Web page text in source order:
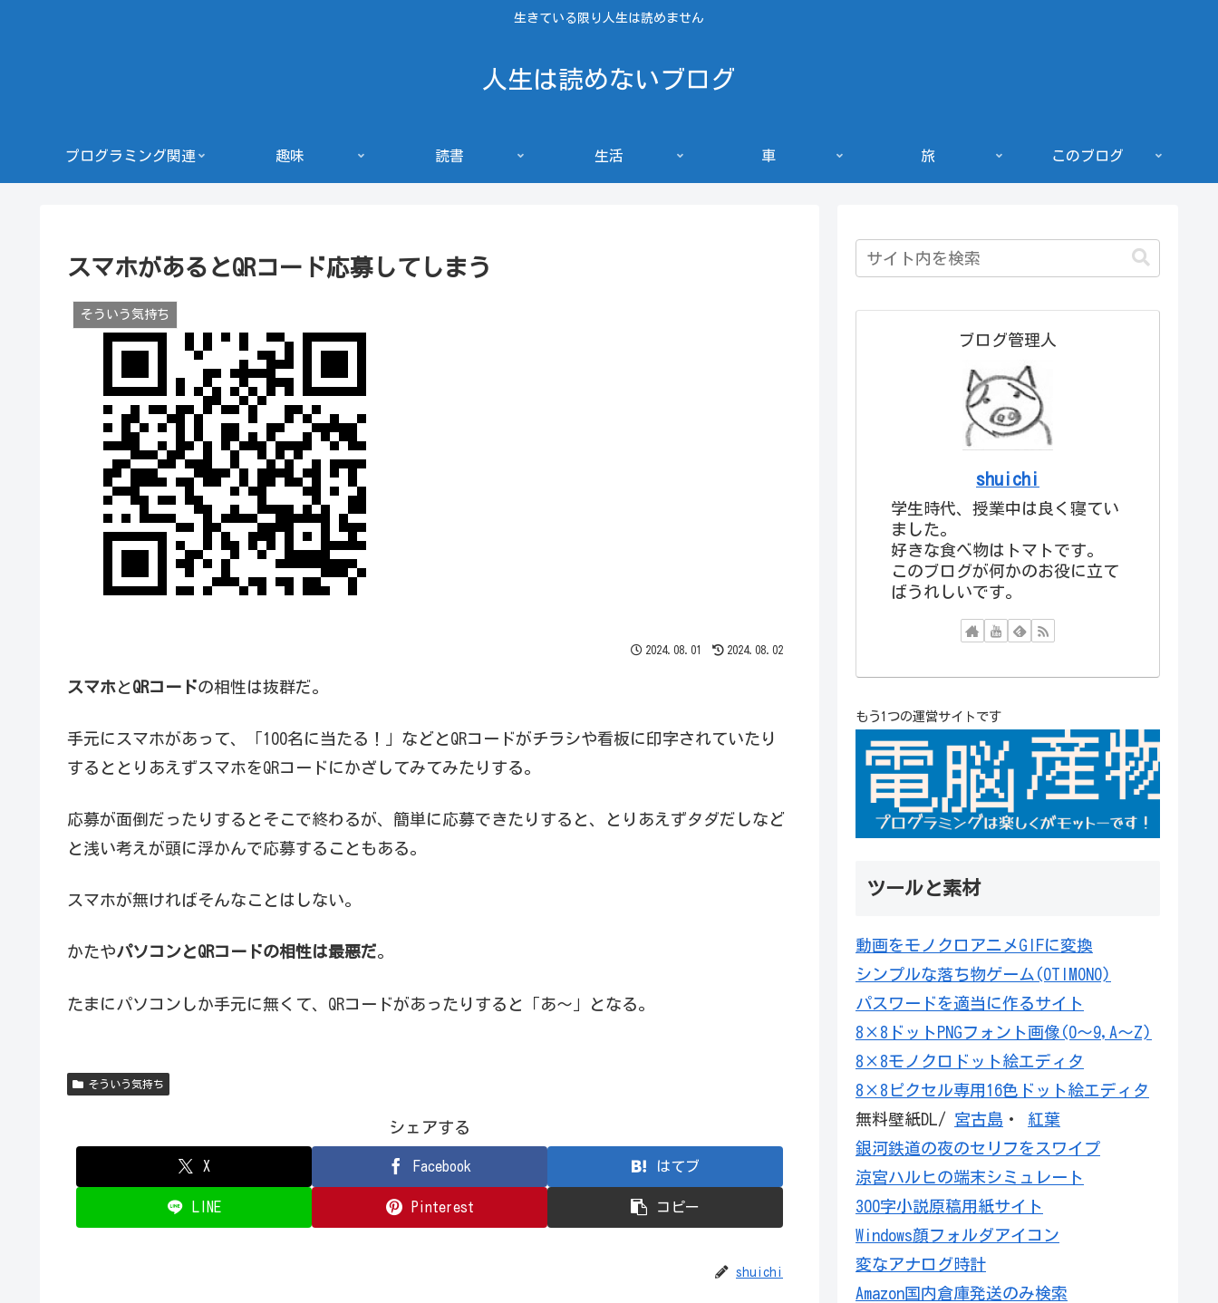
生きている限り人生は読めません
人生は読めないブログ
プログラミング関連 趣味 読書 生活 車 旅 このブログ
スマホがあるとQRコード応募してしまう
そういう気持ち
2024.08.01 2024.08.02
スマホ と QRコードの相性は抜群だ。
手元にスマホがあって、「100名に当たる！」などとQRコードがチラシや看板に印字されていたり
するととりあえずスマホをQRコードにかざしてみてみたりする。
応募が面倒だったりするとそこで終わるが、簡単に応募できたりすると、とりあえずタダだしなど
と浅い考えが頭に浮かんで応募することもある。
スマホが無ければそんなことはしない。
かたやパソコンとQRコードの相性は最悪だ。
たまにパソコンしか手元に無くて、QRコードがあったりすると「あ～」となる。
そういう気持ち
シェアする
X Facebook はてブ
LINE Pinterest コピー
shuichi
ブログ管理人
shuichi
学生時代、授業中は良く寝てい
ました。
好きな食べ物はトマトです。
このブログが何かのお役に立て
ばうれしいです。
もう1つの運営サイトです
ツールと素材
動画をモノクロアニメGIFに変換
シンプルな落ち物ゲーム(OTIMONO)
パスワードを適当に作るサイト
8×8ドットPNGフォント画像(0～9,A～Z)
8×8モノクロドット絵エディタ
8×8ピクセル専用16色ドット絵エディタ
無料壁紙DL/ 宮古島 ・ 紅葉
銀河鉄道の夜のセリフをスワイプ
涼宮ハルヒの端末シミュレート
300字小説原稿用紙サイト
Windows顔フォルダアイコン
変なアナログ時計
Amazon国内倉庫発送のみ検索